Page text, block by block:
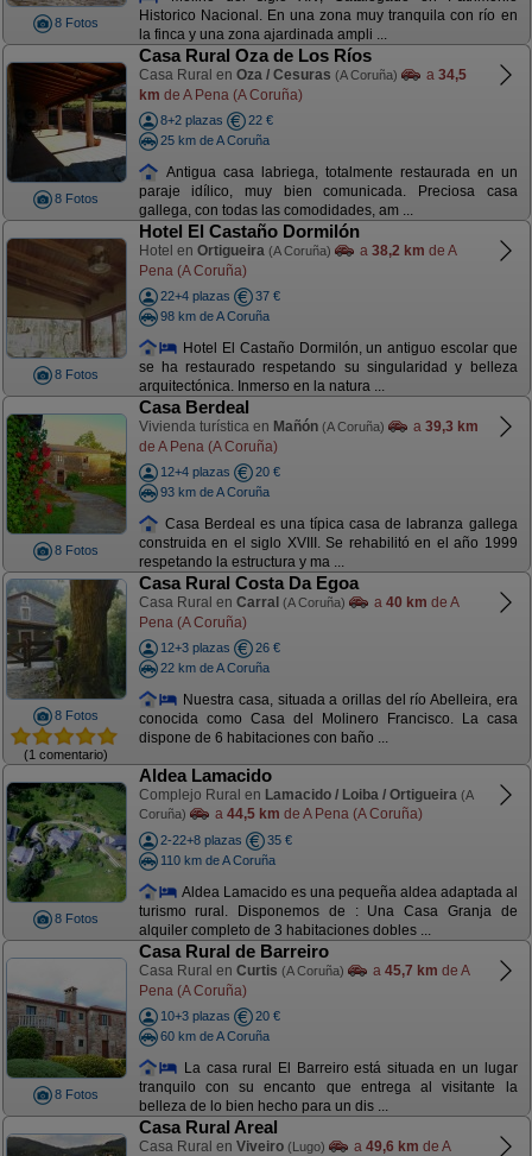
8 Fotos
Historico Nacional. En una zona muy tranquila con río en
la finca y una zona ajardinada ampli ...
8 Fotos
Casa Rural Oza de Los Ríos
Casa Rural en Oza / Cesuras (A Coruña) a 34,5
km de A Pena (A Coruña)
8+2 plazas
22 €
25 km de A Coruña
Antigua casa labriega, totalmente restaurada en un
paraje idílico, muy bien comunicada. Preciosa casa
gallega, con todas las comodidades, am ...
8 Fotos
Hotel El Castaño Dormilón
Hotel en Ortigueira (A Coruña) a 38,2 km de A
Pena (A Coruña)
22+4 plazas
37 €
98 km de A Coruña
Hotel El Castaño Dormilón, un antiguo escolar que
se ha restaurado respetando su singularidad y belleza
arquitectónica. Inmerso en la natura ...
8 Fotos
Casa Berdeal
Vivienda turística en Mañón (A Coruña) a 39,3 km
de A Pena (A Coruña)
12+4 plazas
20 €
93 km de A Coruña
Casa Berdeal es una típica casa de labranza gallega
construida en el siglo XVIII. Se rehabilitó en el año 1999
respetando la estructura y ma ...
8 Fotos
(1 comentario)
Casa Rural Costa Da Egoa
Casa Rural en Carral (A Coruña) a 40 km de A
Pena (A Coruña)
12+3 plazas
26 €
22 km de A Coruña
Nuestra casa, situada a orillas del río Abelleira, era
conocida como Casa del Molinero Francisco. La casa
dispone de 6 habitaciones con baño ...
8 Fotos
Aldea Lamacido
Complejo Rural en Lamacido / Loiba / Ortigueira (A
Coruña)
a 44,5 km de A Pena (A Coruña)
2-22+8 plazas
35 €
110 km de A Coruña
Aldea Lamacido es una pequeña aldea adaptada al
turismo rural. Disponemos de : Una Casa Granja de
alquiler completo de 3 habitaciones dobles ...
8 Fotos
Casa Rural de Barreiro
Casa Rural en Curtis (A Coruña) a 45,7 km de A
Pena (A Coruña)
10+3 plazas
20 €
60 km de A Coruña
La casa rural El Barreiro está situada en un lugar
tranquilo con su encanto que entrega al visitante la
belleza de lo bien hecho para un dis ...
Casa Rural Areal
Casa Rural en Viveiro (Lugo) a 49,6 km de A